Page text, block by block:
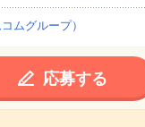
ムグループ）
応募する